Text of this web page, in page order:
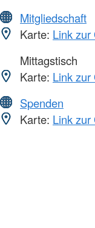
Mitgliedschaft
Karte: Link zur
Mittagstisch
Karte: Link zur
Spenden
Karte: Link zur